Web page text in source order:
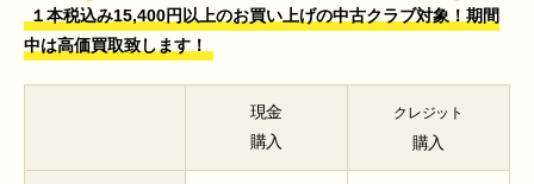
１本税込み15,400円以上のお買い上げの中古クラブ対象！期間
中は高価買取致します！
現金
購入
クレジット
購入